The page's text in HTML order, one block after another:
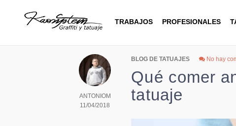
TRABAJOS PROFESIONALES
Blog
ANTONIOM
11/04/2018
BLOG DE TATUAJES No hay
Qué comer
tatuaje